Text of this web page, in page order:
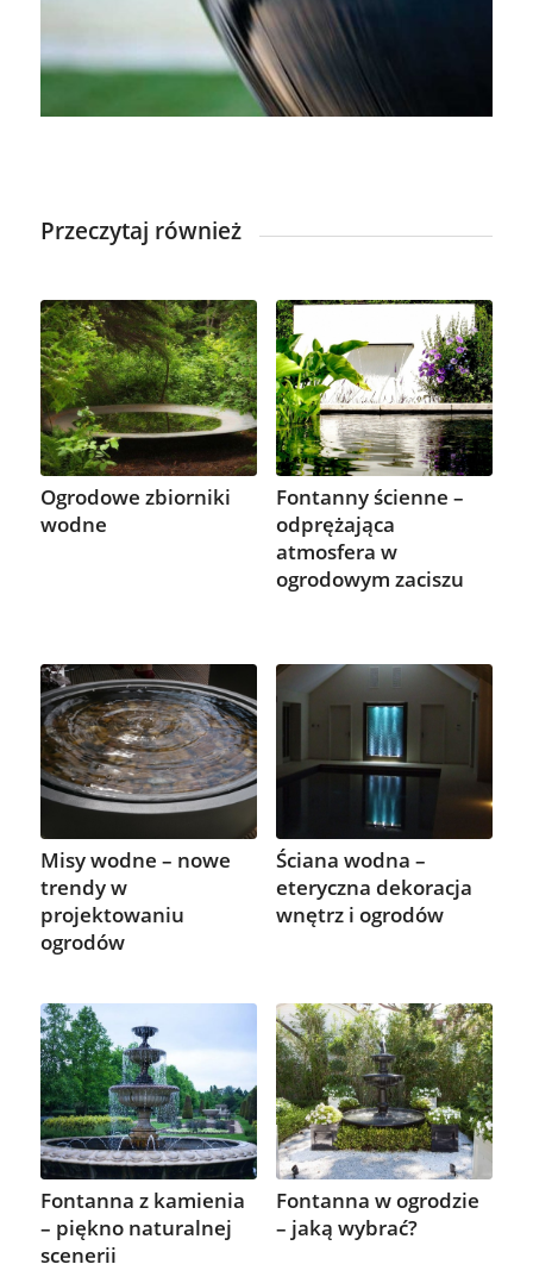
Przeczytaj również
Ogrodowe zbiorniki
wodne
Fontanny ścienne –
odprężająca
atmosfera w
ogrodowym zaciszu
Misy wodne – nowe
trendy w
projektowaniu
ogrodów
Ściana wodna –
eteryczna dekoracja
wnętrz i ogrodów
Fontanna z kamienia
– piękno naturalnej
scenerii
Fontanna w ogrodzie
– jaką wybrać?